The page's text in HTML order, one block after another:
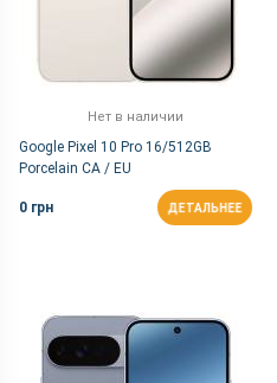
Нет в наличии
Google Pixel 10 Pro 16/512GB
Porcelain CA / EU
0 грн ДЕТАЛЬНЕЕ